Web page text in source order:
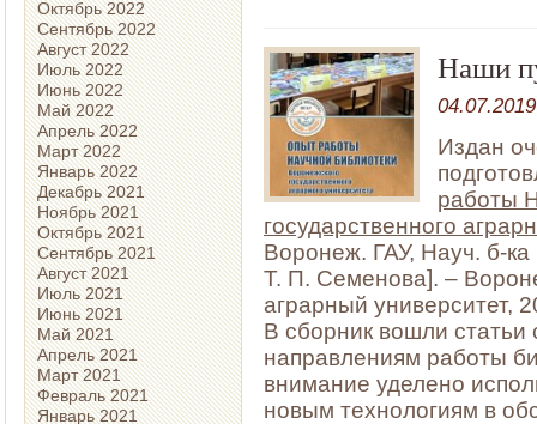
Октябрь 2022
Сентябрь 2022
Август 2022
Июль 2022
Июнь 2022
Май 2022
Апрель 2022
Март 2022
Январь 2022
Декабрь 2021
Ноябрь 2021
Октябрь 2021
Сентябрь 2021
Август 2021
Июль 2021
Июнь 2021
Май 2021
Апрель 2021
Март 2021
Февраль 2021
Январь 2021
Наши
04.07.2019
Издан
работы
государственного
Воронеж. ГАУ, Науч. б-
Т. П. Семенова]. –
аграрный университет,
В сборник вошли
направлениям работы
внимание уделено
новым технологиям в